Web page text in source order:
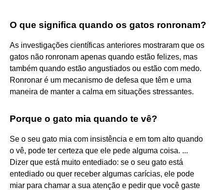
O que significa quando os gatos ronronam?
As investigações científicas anteriores mostraram que os
gatos não ronronam apenas quando estão felizes, mas
também quando estão angustiados ou estão com medo.
Ronronar é um mecanismo de defesa que têm e uma
maneira de manter a calma em situações stressantes.
Porque o gato mia quando te vê?
Se o seu gato mia com insistência e em tom alto quando
o vê, pode ter certeza que ele pede alguma coisa. ...
Dizer que está muito entediado: se o seu gato está
entediado ou quer receber algumas carícias, ele pode
miar para chamar a sua atenção e pedir que você gaste